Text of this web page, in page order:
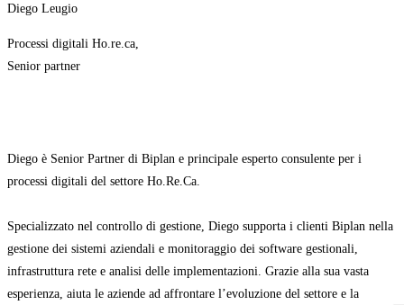
Diego Leugio
Processi digitali Ho.re.ca,
Senior partner
Diego è Senior Partner di Biplan e principale esperto consulente per i
processi digitali del settore Ho.Re.Ca.
Specializzato nel controllo di gestione, Diego supporta i clienti Biplan nella
gestione dei sistemi aziendali e monitoraggio dei software gestionali,
infrastruttura rete e analisi delle implementazioni. Grazie alla sua vasta
esperienza, aiuta le aziende ad affrontare l’evoluzione del settore e la